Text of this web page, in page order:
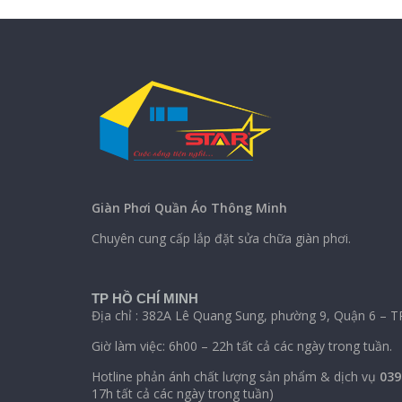
Giàn Phơi Quần Áo Thông Minh
Chuyên cung cấp lắp đặt sửa chữa giàn phơi.
TP HỒ CHÍ MINH
Địa chỉ : 382A Lê Quang Sung, phường 9, Quận 6 –
Giờ làm việc: 6h00 – 22h tất cả các ngày trong tuần.
Hotline phản ánh chất lượng sản phẩm & dịch vụ
17h tất cả các ngày trong tuần)